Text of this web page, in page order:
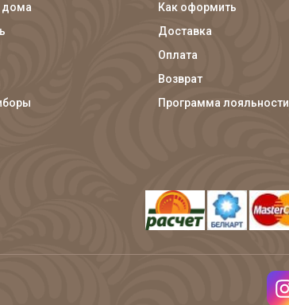
дома
Как оформить
Доставка
Оплата
Возврат
Программа лояльности